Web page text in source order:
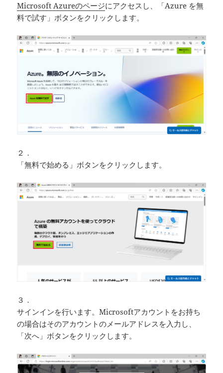
Microsoft Azureのページにアクセスし、「Azure を無
料で試す」ボタンをクリックします。
２．
「無料で始める」ボタンをクリックします。
３．
サインインを行います。Microsoftアカウントをお持ち
の場合はそのアカウントのメールアドレスを入力し、
「次へ」ボタンをクリックします。